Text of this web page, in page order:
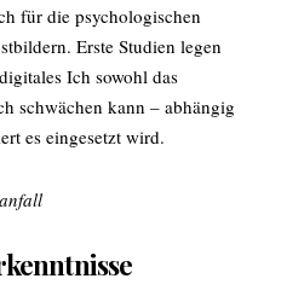
für die psychologischen
Erste Studien legen
Ich sowohl das
schwächen kann – abhängig
es eingesetzt wird.